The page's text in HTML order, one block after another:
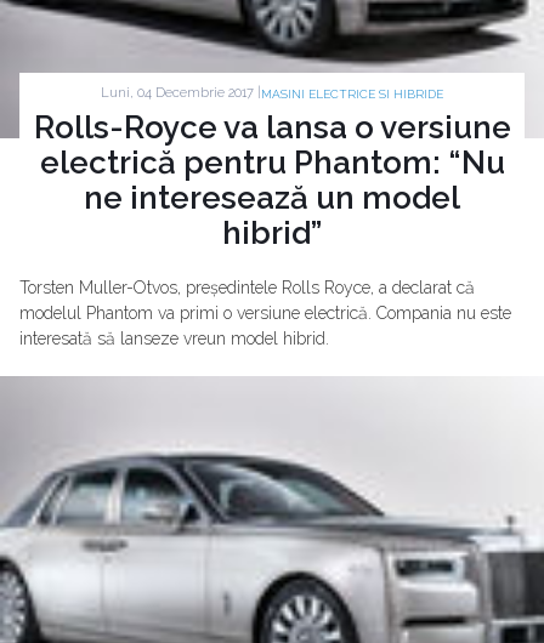
Luni, 04 Decembrie 2017 | MASINI ELECTRICE SI HIBRIDE
Rolls-Royce va lansa o versiune
electrică pentru Phantom: “Nu
ne interesează un model
hibrid”
Torsten Muller-Otvos, președintele Rolls Royce, a declarat că
modelul Phantom va primi o versiune electrică. Compania nu este
interesată să lanseze vreun model hibrid.